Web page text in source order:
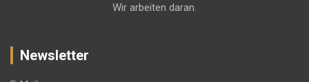
Wir arbeiten daran.
Newsletter